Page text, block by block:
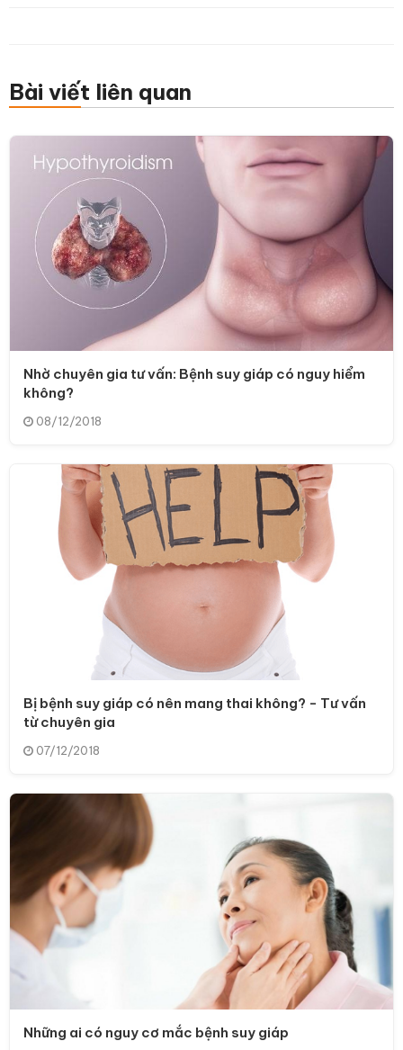
Bài viết liên quan
Nhờ chuyên gia tư vấn: Bệnh suy giáp có nguy hiểm
không?
08/12/2018
Bị bệnh suy giáp có nên mang thai không? - Tư vấn
từ chuyên gia
07/12/2018
Những ai có nguy cơ mắc bệnh suy giáp